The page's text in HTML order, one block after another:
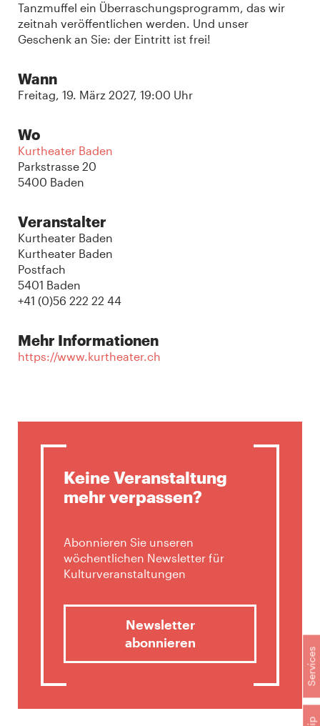
Services
Tanzmuffel ein Überraschungsprogramm, das wir
zeitnah veröffentlichen werden. Und unser
Geschenk an Sie: der Eintritt ist frei!
Wann
Freitag, 19. März 2027, 19:00 Uhr
Wo
Kurtheater Baden
Parkstrasse 20
5400 Baden
Veranstalter
Kurtheater Baden
Kurtheater Baden
Postfach
5401 Baden
+41 (0)56 222 22 44
Mehr Informationen
https://www.kurtheater.ch
Keine Veranstaltung
mehr verpassen?
Abonnieren Sie unseren
wöchentlichen Newsletter für
Kulturveranstaltungen
Newsletter
abonnieren